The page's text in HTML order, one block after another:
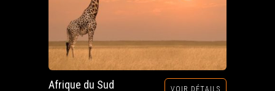
Afrique du Sud VOIR DÉTAILS